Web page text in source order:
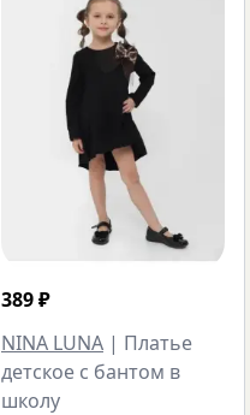
389₽
NINA LUNA | Платье
детское с бантом в
школу